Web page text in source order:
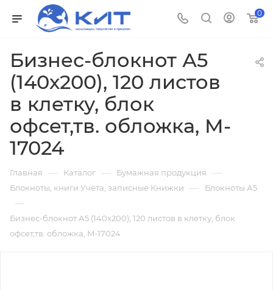
0
Бизнес-блокнот А5
(140х200), 120 листов
в клетку, блок
офсет,тв. обложка, M-
17024
Главная — Каталог — Бумажная продукция —
Блокноты, книги Учёта, записные Книжки — Блокноты А5
—
Бизнес-блокнот А5 (140х200), 120 листов в клетку, блок
офсет,тв. обложка, M-17024